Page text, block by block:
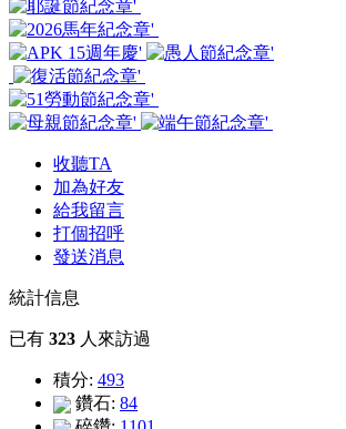
收聽TA
加為好友
給我留言
打個招呼
發送消息
統計信息
已有 323 人來訪過
積分: 493
鑽石: 84